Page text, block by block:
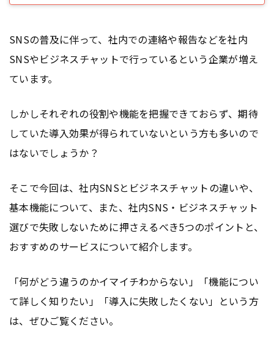
SNSの普及に伴って、社内での連絡や報告などを社内
SNSやビジネスチャットで行っているという企業が増え
ています。
しかしそれぞれの役割や機能を把握できておらず、期待
していた導入効果が得られていないという方も多いので
はないでしょうか？
そこで今回は、社内SNSとビジネスチャットの違いや、
基本機能について、また、社内SNS・ビジネスチャット
選びで失敗しないために押さえるべき5つのポイントと、
おすすめのサービスについて紹介します。
「何がどう違うのかイマイチわからない」「機能につい
て詳しく知りたい」「導入に失敗したくない」という方
は、ぜひご覧ください。